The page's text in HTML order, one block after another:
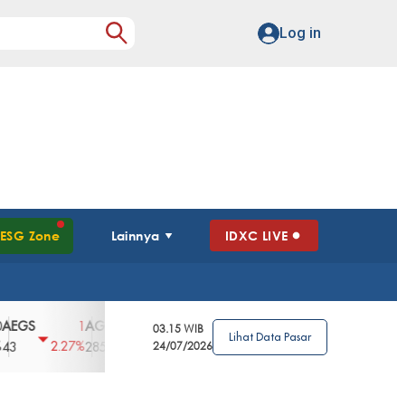
Log in
ESG Zone Lainnya IDXC LIVE
2.27% 2850
3.39%
AGRO
4
2.63%
AGRS
0%
03.15 WIB
24/07/2026
Lihat Data Pasar